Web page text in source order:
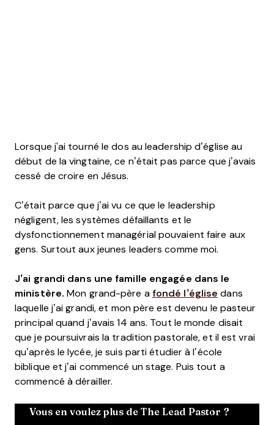
Lorsque j'ai tourné le dos au leadership d’église au
début de la vingtaine, ce n’était pas parce que j’avais
cessé de croire en Jésus.
C’était parce que j’ai vu ce que le leadership
négligent, les systèmes défaillants et le
dysfonctionnement managérial pouvaient faire aux
gens. Surtout aux jeunes leaders comme moi.
J’ai grandi dans une famille engagée dans le
ministère. Mon grand-père a fondé l’église dans
laquelle j’ai grandi, et mon père est devenu le pasteur
principal quand j’avais 14 ans. Tout le monde disait
que je poursuivrais la tradition pastorale, et il est vrai
qu’après le lycée, je suis parti étudier à l’école
biblique et j’ai commencé un stage. Puis tout a
commencé à dérailler.
Vous en voulez plus de The Lead Pastor ?